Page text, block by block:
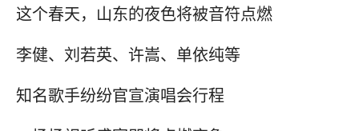
这个春天，山东的夜色将被音符点燃
李健、刘若英、许嵩、单依纯等
知名歌手纷纷官宣演唱会行程